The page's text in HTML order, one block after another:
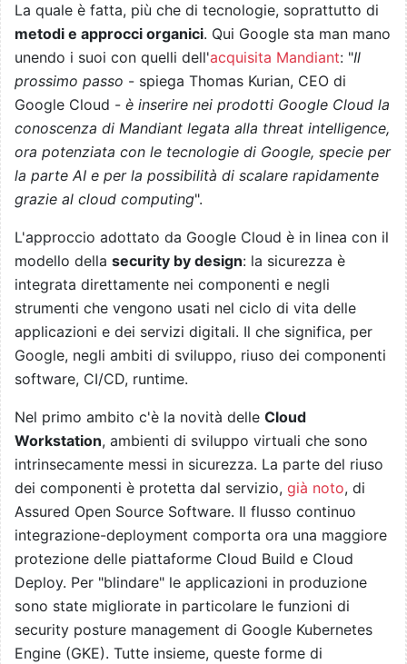
La quale è fatta, più che di tecnologie, soprattutto di
metodi e approcci organici. Qui Google sta man mano
unendo i suoi con quelli dell'acquisita Mandiant: "Il
prossimo passo - spiega Thomas Kurian, CEO di
Google Cloud - è inserire nei prodotti Google Cloud la
conoscenza di Mandiant legata alla threat intelligence,
ora potenziata con le tecnologie di Google, specie per
la parte AI e per la possibilità di scalare rapidamente
grazie al cloud computing".
L'approccio adottato da Google Cloud è in linea con il
modello della security by design: la sicurezza è
integrata direttamente nei componenti e negli
strumenti che vengono usati nel ciclo di vita delle
applicazioni e dei servizi digitali. Il che significa, per
Google, negli ambiti di sviluppo, riuso dei componenti
software, CI/CD, runtime.
Nel primo ambito c'è la novità delle Cloud
Workstation, ambienti di sviluppo virtuali che sono
intrinsecamente messi in sicurezza. La parte del riuso
dei componenti è protetta dal servizio, già noto, di
Assured Open Source Software. Il flusso continuo
integrazione-deployment comporta ora una maggiore
protezione delle piattaforme Cloud Build e Cloud
Deploy. Per "blindare" le applicazioni in produzione
sono state migliorate in particolare le funzioni di
security posture management di Google Kubernetes
Engine (GKE). Tutte insieme, queste forme di